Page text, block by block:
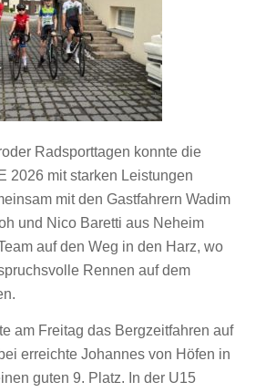
Radsporttagen konnte die
2026 mit starken Leistungen
mit den Gastfahrern Wadim
und Nico Baretti aus Neheim
auf den Weg in den Harz, wo
Rennen auf dem
am Freitag das Bergzeitfahren auf
erreichte Johannes von Höfen in
guten 9. Platz. In der U15